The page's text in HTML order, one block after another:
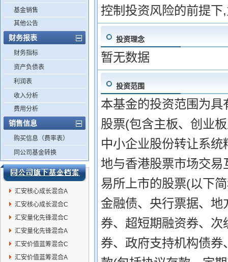
基金销售
其他公告
财务报表
财务指标
资产负债表
利润表
收入分析
费用分析
销售信息
购买信息（费率表）
同公司基金转换
汇安核心成长混合A
汇安核心成长混合C
汇安量化先锋混合C
汇安量化先锋混合A
汇安价值蓝筹混合C
汇安价值蓝筹混合A
控制投资风险的前提
投资理念
暂无数据
投资范围
本基金的投资范围为
股票(包含主板、创业
中小企业股份转让系统
地与香港股票市场交
易所上市的股票(以下
金融债、央行票据、
券、超短期融资券、
券、政府支持机构债